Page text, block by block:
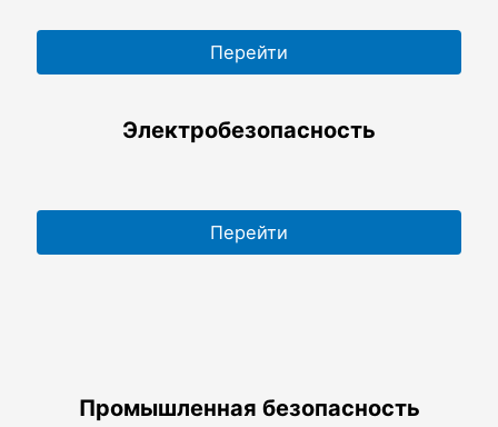
Перейти
Электробезопасность
Перейти
Промышленная безопасность